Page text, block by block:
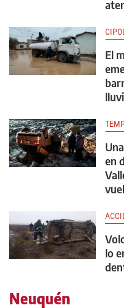
El
en
lo
Neuquén